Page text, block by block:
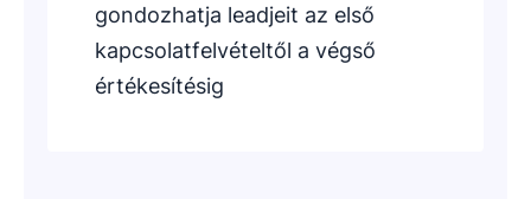
gondozhatja leadjeit az első
kapcsolatfelvételtől a végső
értékesítésig